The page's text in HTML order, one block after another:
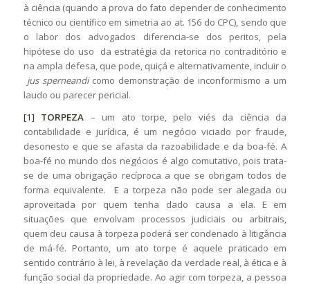
à ciência (quando a prova do fato depender de conhecimento
técnico ou científico em simetria ao at. 156 do CPC), sendo que
o labor dos advogados diferencia-se dos peritos, pela
hipótese do uso da estratégia da retorica no contraditório e
na ampla defesa, que pode, quiçá e alternativamente, incluir o
jus sperneandicomo demonstração de inconformismo a um
laudo ou parecer pericial.
[1]
TORPEZA – um ato torpe, pelo viés da ciência da
contabilidade e jurídica, é um negócio viciado por fraude,
desonesto e que se afasta da razoabilidade e da boa-fé. A
boa-fé no mundo dos negócios é algo comutativo, pois trata-
se de uma obrigação recíproca a que se obrigam todos de
forma equivalente. E a torpeza não pode ser alegada ou
aproveitada por quem tenha dado causa a ela. E em
situações que envolvam processos judiciais ou arbitrais,
quem deu causa à torpeza poderá ser condenado à litigância
de má-fé. Portanto, um ato torpe é aquele praticado em
sentido contrário à lei, à revelação da verdade real, à ética e à
função social da propriedade. Ao agir com torpeza, a pessoa